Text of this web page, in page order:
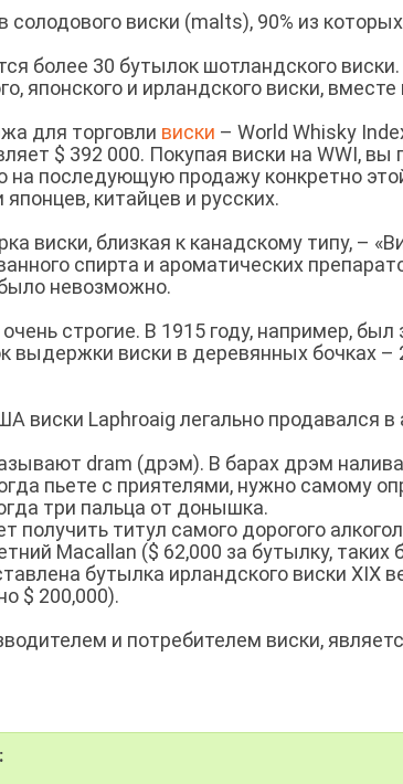
виски (malts), 90% из
более 30 бутылок шотландского
японского и ирландского виски,
для торговли виски – World Whisky
$ 392 000. Покупая виски на WWI, вы
последующую продажу конкретно
китайцев и русских.
виски, близкая к канадскому типу, –
спирта и ароматических
невозможно.
строгие. В 1915 году, например, был
виски в деревянных бочках –
виски Laphroaig легально продавался
dram (дрэм). В барах дрэм
пьете с приятелями, нужно самому
три пальца от донышка.
получить титул самого дорогого
Macallan ($ 62,000 за бутылку, таких
бутылка ирландского виски XIX
$ 200,000).
и потребителем виски,